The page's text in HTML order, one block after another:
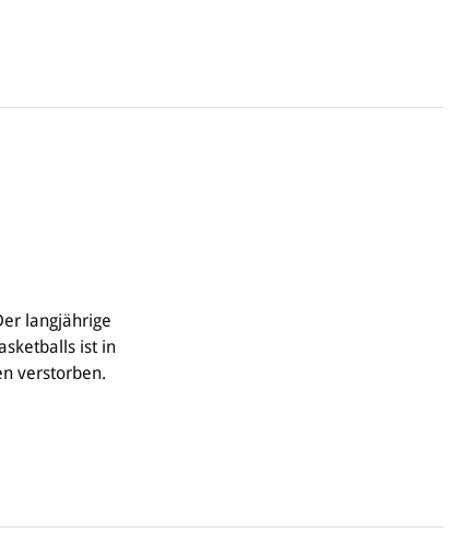
langjährige
ist in
verstorben.